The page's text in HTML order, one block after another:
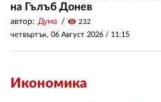
на Гълъб Донев
автор: Дума visibility 232
четвъртък, 06 Август 2026 / 11:15
Икономика